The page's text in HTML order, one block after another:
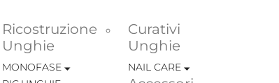
Ricostruzione
Unghie
MONOFASE
Curativi
Unghie
NAIL CARE